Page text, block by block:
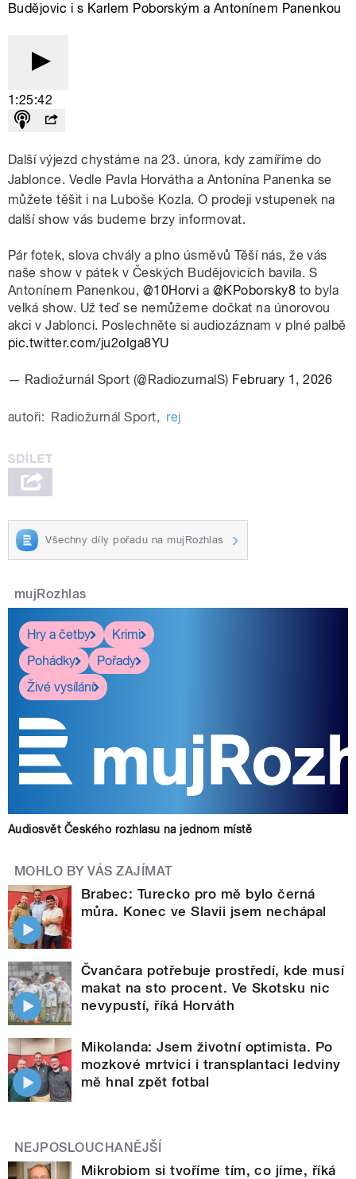
Budějovic i s Karlem Poborským a Antonínem Panenkou
1:25:42
Další výjezd chystáme na 23. února, kdy zamíříme do
Jablonce. Vedle Pavla Horvátha a Antonína Panenka se
můžete těšit i na Luboše Kozla. O prodeji vstupenek na
další show vás budeme brzy informovat.
Pár fotek, slova chvály a plno úsměvů Těší nás, že vás
naše show v pátek v Českých Budějovicích bavila. S
Antonínem Panenkou, @10Horvi a @KPoborsky8 to byla
velká show. Už teď se nemůžeme dočkat na únorovou
akci v Jablonci. Poslechněte si audiozáznam v plné palbě
pic.twitter.com/ju2oIga8YU
— Radiožurnál Sport (@RadiozurnalS) February 1, 2026
autoři: Radiožurnál Sport, rej
Všechny díly pořadu na mujRozhlas
mujRozhlas
Hry a četby
Krimi
Pohádky
Pořady
Živé vysílání
Audiosvět Českého rozhlasu na jednom místě
MOHLO BY VÁS ZAJÍMAT
Brabec: Turecko pro mě bylo černá
můra. Konec ve Slavii jsem nechápal
Čvančara potřebuje prostředí, kde musí
makat na sto procent. Ve Skotsku nic
nevypustí, říká Horváth
Mikolanda: Jsem životní optimista. Po
mozkové mrtvici i transplantaci ledviny
mě hnal zpět fotbal
NEJPOSLOUCHANĚJŠÍ
Mikrobiom si tvoříme tím, co jíme, říká